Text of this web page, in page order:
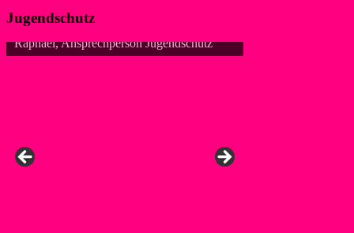
Jugendschutz
Raphael, Ansprechperson Jugendschutz